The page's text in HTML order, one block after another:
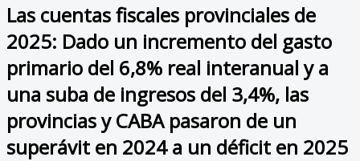
Las cuentas fiscales provinciales de
2025: Dado un incremento del gasto
primario del 6,8% real interanual y a
una suba de ingresos del 3,4%, las
provincias y CABA pasaron de un
superávit en 2024 a un déficit en 2025